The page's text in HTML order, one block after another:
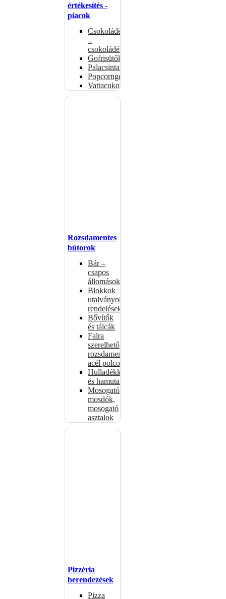
értékesítés -
piacok
Csokoládémelegítők
–
csokoládéadagolók
Gofrisütők
Palacsintasütők
Popcorngépek
Vattacukorgép
Rozsdamentes
bútorok
Bár –
csapos
állomások
Blokkok
utalványokhoz,
rendelésekhez
Bővítők
és tálcák
Falra
szerelhető
rozsdamentes
acél polcok
Hulladékkosarak
és hamutartók
Mosogatók,
mosdók,
mosogató
asztalok
Pizzéria
berendezések
Pizza